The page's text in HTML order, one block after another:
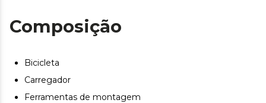
Cues de 10 velocidades, desfrute de uma transição
suave e precisa, ideal para desafios de montanha.
a forquilha Rockshox Judy Silver TK, suspensão
todos os impactos e proporcionar-lhe uma experiência
de condução inigualável.
Composição
Bicicleta
Carregador
Ferramentas de montagem